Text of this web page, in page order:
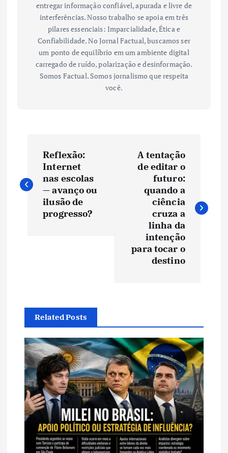
entregar informação confiável, apurada e livre de
interferências. Nosso trabalho se apoia em três
pilares essenciais: Imparcialidade, Ética e
Confiabilidade. No Jornal Factual, buscamos ser
um ponto de equilíbrio em um ambiente digital
carregado de ruído, polarização e desinformação.
Somos Factual. Somos jornalismo que respeita
você.
a
v
ã
o
d
e
P
Reflexão:
Internet
nas escolas
— avanço ou
ilusão de
progresso?
A tentação
de editar o
futuro:
quando a
ciência
cruza a
linha da
intenção
para tocar o
destino
Related Posts